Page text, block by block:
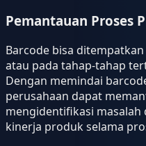
Pemantauan Proses
Barcode bisa
atau pada tahap-tahap
Dengan memindai
perusahaan dapat
mengidentifikasi masalah
kinerja produk selama